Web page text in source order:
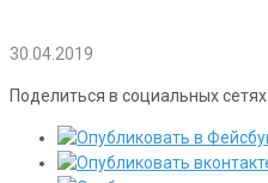
30.04.2019
Поделиться в социальных сетях